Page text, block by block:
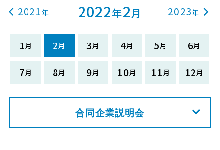
2021 2022年2月
1 2 3 4 5
6
7
8 9 10 11 12
2023
合同企業説明会